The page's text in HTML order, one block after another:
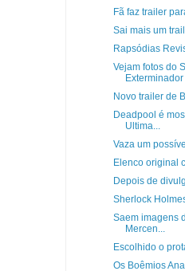
Fã faz trailer
Sai mais um
Rapsódias
Vejam fotos do
Exterminador
Novo trailer de
Deadpool é
Ultima...
Vaza um
Elenco original
Depois de
Sherlock
Saem imagens
Mercen...
Escolhido o
Os Boêmios